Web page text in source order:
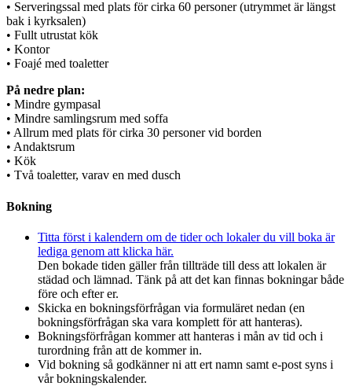
• Serveringssal med plats för cirka 60 personer (utrymmet är längst
bak i kyrksalen)
• Fullt utrustat kök
• Kontor
• Foajé med toaletter
På nedre plan:
• Mindre gympasal
• Mindre samlingsrum med soffa
• Allrum med plats för cirka 30 personer vid borden
• Andaktsrum
• Kök
• Två toaletter, varav en med dusch
Bokning
Titta först i kalendern om de tider och lokaler du vill boka är
lediga genom att klicka här.
Den bokade tiden gäller från tillträde till dess att lokalen är
städad och lämnad. Tänk på att det kan finnas bokningar både
före och efter er.
Skicka en bokningsförfrågan via formuläret nedan (en
bokningsförfrågan ska vara komplett för att hanteras).
Bokningsförfrågan kommer att hanteras i mån av tid och i
turordning från att de kommer in.
Vid bokning så godkänner ni att ert namn samt e-post syns i
vår bokningskalender.